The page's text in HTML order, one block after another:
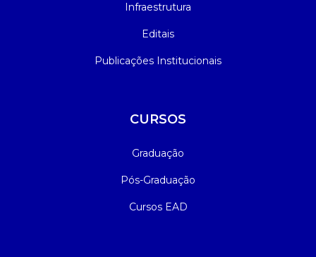
Infraestrutura
Editais
Publicações Institucionais
CURSOS
Graduação
Pós-Graduação
Cursos EAD